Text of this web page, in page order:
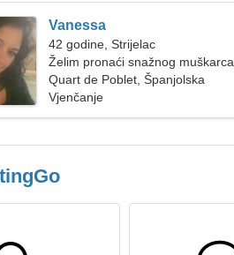
Vanessa
42 godine, Strijelac
Želim pronaći snažnog muškarca
Quart de Poblet, Španjolska
Vjenčanje